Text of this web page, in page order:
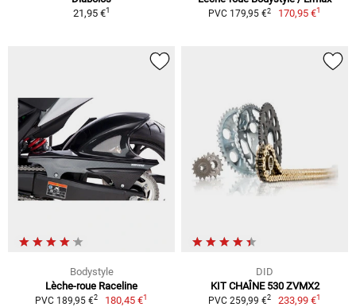
21,95 €1 PVC 179,95 €2 170,95 €1
Bodystyle
Lèche-roue Raceline
PVC 189,95 €2 180,45 €1
DID
KIT CHAÎNE 530 ZVMX2
PVC 259,99 €2 233,99 €1